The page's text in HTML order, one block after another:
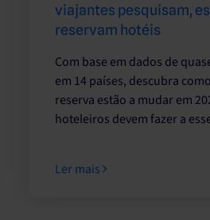
viajantes pesquisam,
reservam hotéis
Com base em dados de
em 14 países, descubra
reserva estão a mudar em
hoteleiros devem fazer a
Ler mais